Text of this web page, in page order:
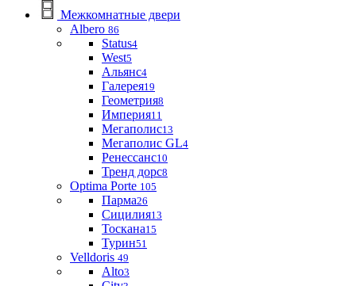
Межкомнатные двери
Albero 86
Status4
West5
Альянс4
Галерея19
Геометрия8
Империя11
Мегаполис13
Мегаполис GL4
Ренессанс10
Тренд дорс8
Optima Porte 105
Парма26
Сицилия13
Тоскана15
Турин51
Velldoris 49
Alto3